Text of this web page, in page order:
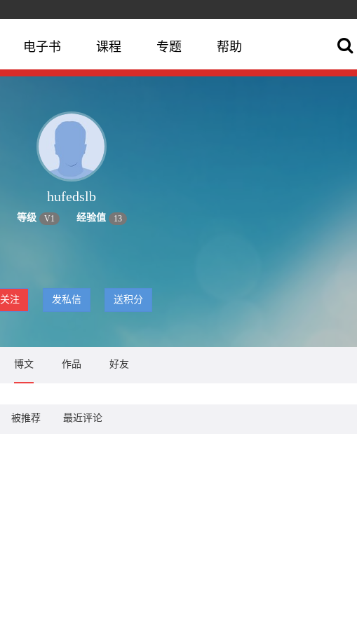
电子书 课程 专题 帮助
hufedslb
等级 V1 经验值 13
关注 发私信 送积分
博文 作品 好友
被推荐 最近评论